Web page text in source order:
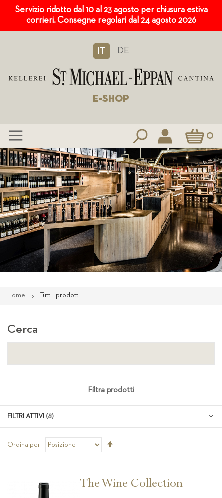
Servizio ridotto dal 10 al 23 agosto per chiusura estiva
corrieri. Consegne regolari dal 24 agosto 2026
IT DE
E-SHOP
Carrello0
Salta
al
contenuto
Home Tutti i prodotti
Ordina per
The Wine Collection
Cerca
Filtra prodotti
FILTRI ATTIVI